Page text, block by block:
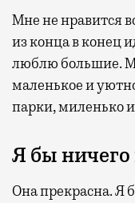
Мне не нравится
из конца в конец
люблю большие.
маленькое и
парки, миленько
Я бы
Она прекрасна. Я